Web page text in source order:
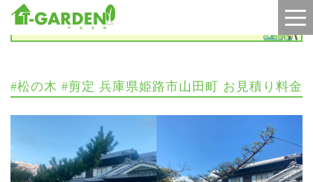
施工実績
#松の木 #剪定 兵庫県姫路市山田町 お見積り料金